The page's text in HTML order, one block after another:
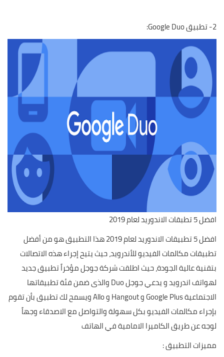
2- تطبيق Google Duo:
افضل 5 تطبقات الاندوريد لعام 2019
افضل 5 تطبيقات الاندوريد لعام 2019 هذا التطبيق هو من أفضل
تطبيقات مكالمات الفيديو للأندرويد، حيث يتيح إجراء هذه الاتصالات
بتقنية عالية الجودة، حيث اطلقت شركة جوجل مؤخراً تطبيق جديد
لهواتف اندرويد و يدعي جوجل Duo والذى ضمن فئة تطبيقاتها
الاجتماعية Google Plus و Hangout و Allo ويسمح لك تطبيق بأن تقوم
بإجراء مكالمات الفيديو بكل سهولة والتواصل مع الاصدقاء وجهاً
لوجه عن طريق الكاميرا الامامية في الهاتف
مميزات التطبيق :